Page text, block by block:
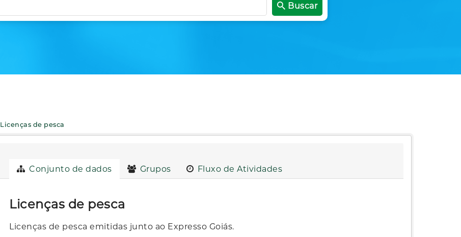
Buscar
Licenças de pesca
Conjunto de dados Grupos Fluxo de Atividades
Licenças de pesca
Licenças de pesca emitidas junto ao Expresso Goiás.